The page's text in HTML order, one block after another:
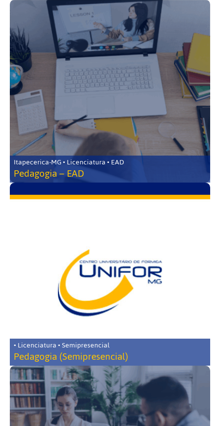
Itapecerica-MG • Licenciatura • EAD
Pedagogia – EAD
• Licenciatura • Semipresencial
Pedagogia (Semipresencial)